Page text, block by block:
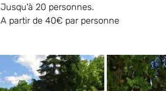
Jusqu'à 20 personnes.
A partir de 40€ par personne